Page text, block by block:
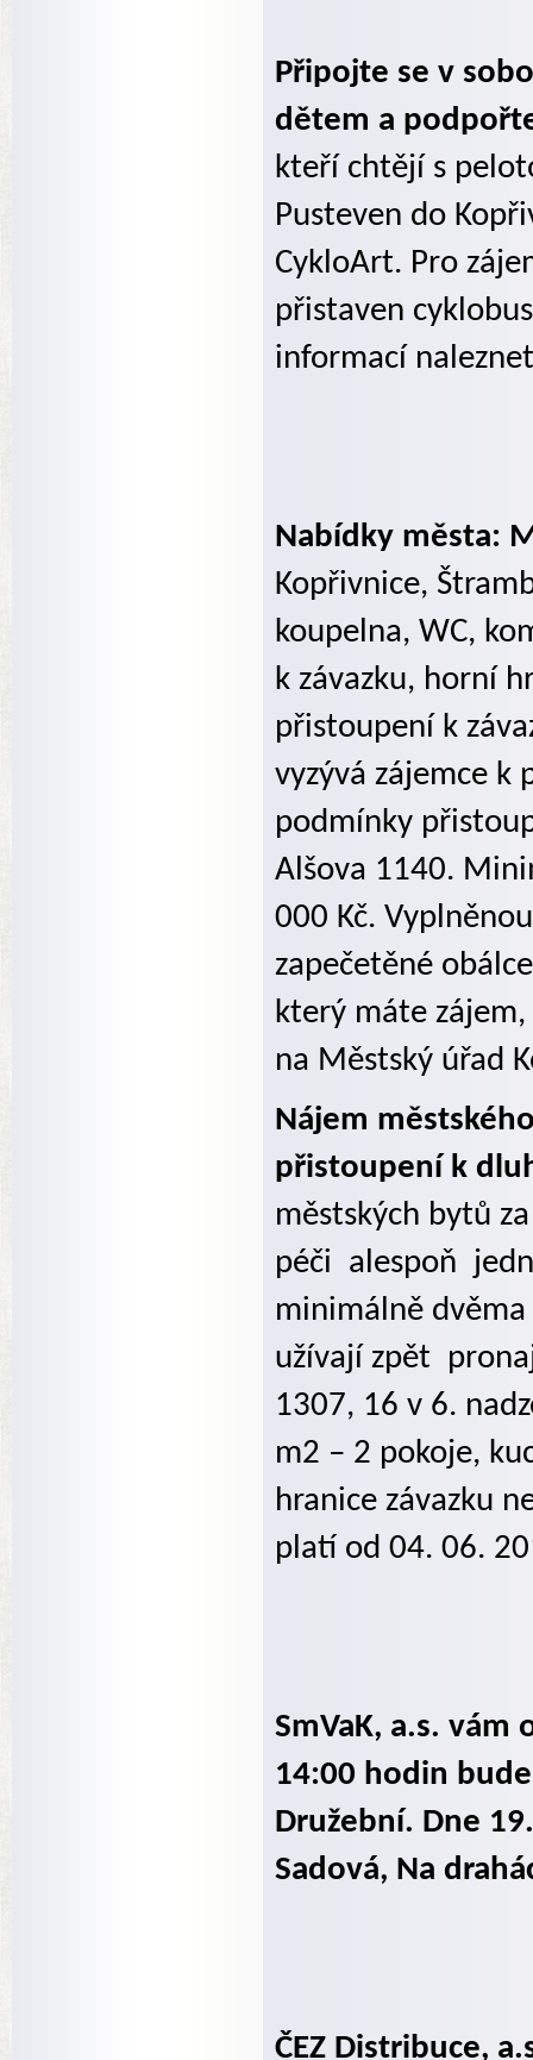
Připojte se v
dětem a
kteří chtějí s
Pusteven do
CykloArt. Pro
přistaven
informací
Nabídky města:
Kopřivnice,
koupelna, WC,
k závazku, horní
přistoupení k
vyzývá zájemce k
podmínky
Alšova 1140.
000 Kč.
zapečetěné
který máte
na Městský úřad
Nájem
přistoupení k
městských bytů
péči alespoň
minimálně
užívají zpět
1307, 16 v 6.
m2 – 2 pokoje,
hranice závazku
platí od 04. 06.
SmVaK, a.s. vám
14:00 hodin
Družební. Dne
Sadová, Na
ČEZ Distribuce,